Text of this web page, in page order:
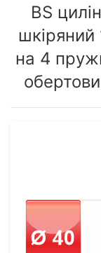
BS
шкіряний
на 4